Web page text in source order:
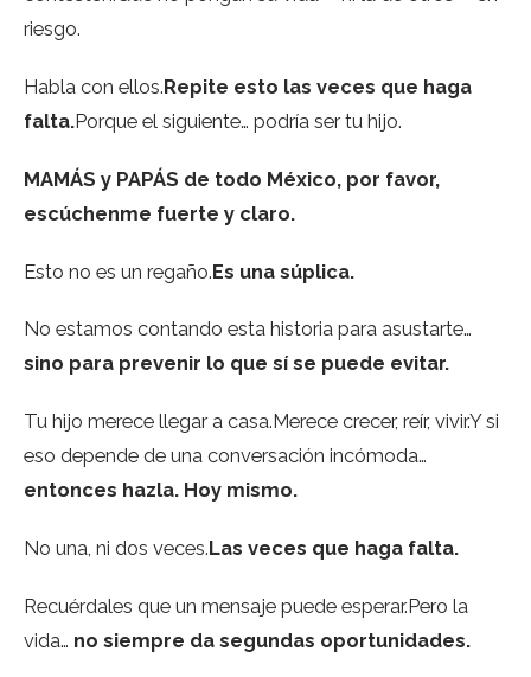
riesgo.
Habla con ellos.Repite esto las veces que haga
falta.Porque el siguiente… podría ser tu hijo.
MAMÁS y PAPÁS de todo México, por favor,
escúchenme fuerte y claro.
Esto no es un regaño.Es una súplica.
No estamos contando esta historia para asustarte…
sino para prevenir lo que sí se puede evitar.
Tu hijo merece llegar a casa.Merece crecer, reír, vivir.Y si
eso depende de una conversación incómoda…
entonces hazla. Hoy mismo.
No una, ni dos veces.Las veces que haga falta.
Recuérdales que un mensaje puede esperar.Pero la
vida… no siempre da segundas oportunidades.